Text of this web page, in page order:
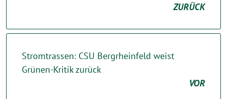
ZURÜCK
Stromtrassen: CSU Bergrheinfeld weist
Grünen-Kritik zurück
VOR